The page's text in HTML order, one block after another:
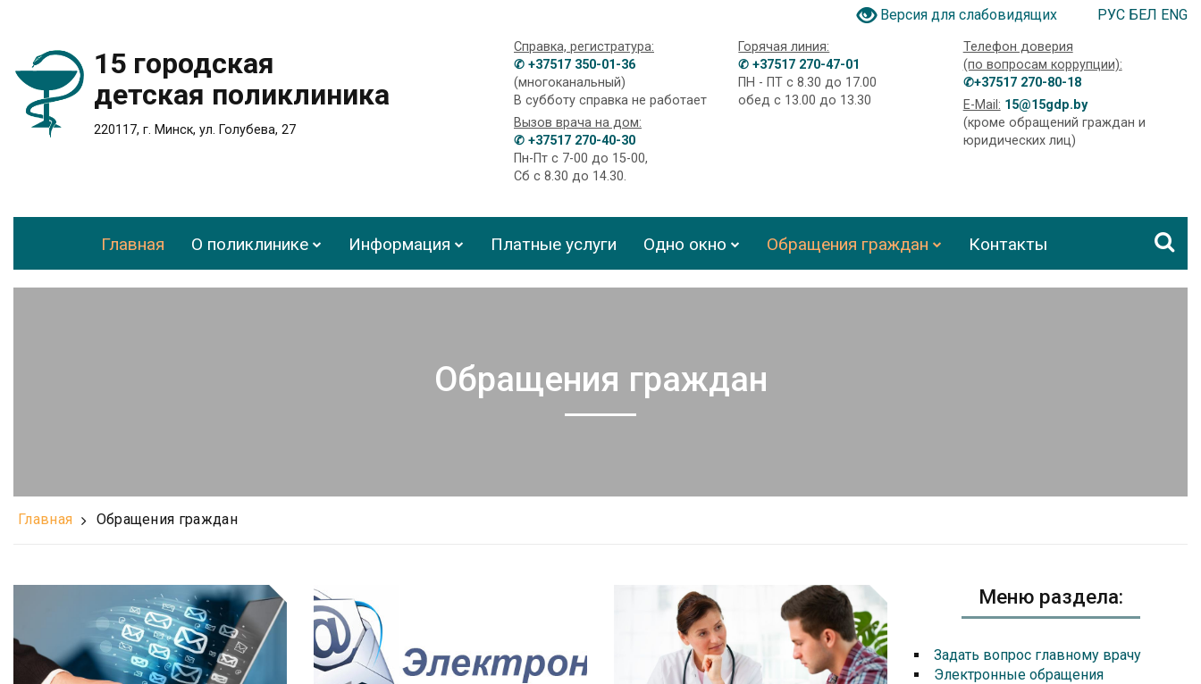
Версия для слабовидящих РУС БЕЛ ENG
15 городская
детская поликлиника
220117, г. Минск, ул. Голубева, 27
Справка, регистратура:
✆ +37517 350-01-36
(многоканальный)
В субботу справка не работает
Вызов врача на дом:
✆ +37517 270-40-30
Пн-Пт с 7-00 до 15-00,
Сб с 8.30 до 14.30.
Горячая линия:
✆ +37517 270-47-01
ПН - ПТ с 8.30 до 17.00
обед с 13.00 до 13.30
Телефон доверия
(по вопросам коррупции):
✆+37517 270-80-18
E-Mail: 15@15gdp.by
(кроме обращений граждан и
юридических лиц)
Главная О поликлинике Информация Платные услуги Одно окно Обращения граждан Контакты
Обращения граждан
Главная Обращения граждан
Меню раздела:
Задать вопрос главному врачу
Электронные обращения